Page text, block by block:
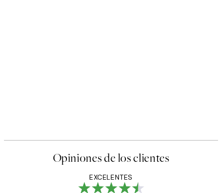
Opiniones de los clientes
EXCELENTES